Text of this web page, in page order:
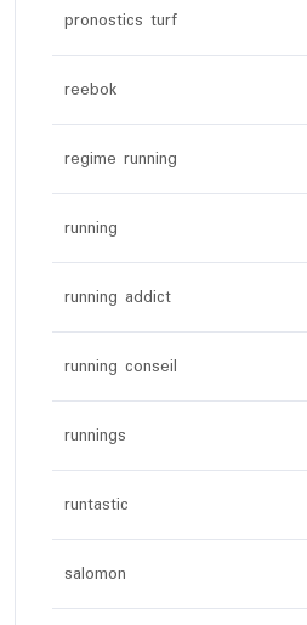
pronostics turf
reebok
regime running
running
running addict
running conseil
runnings
runtastic
salomon